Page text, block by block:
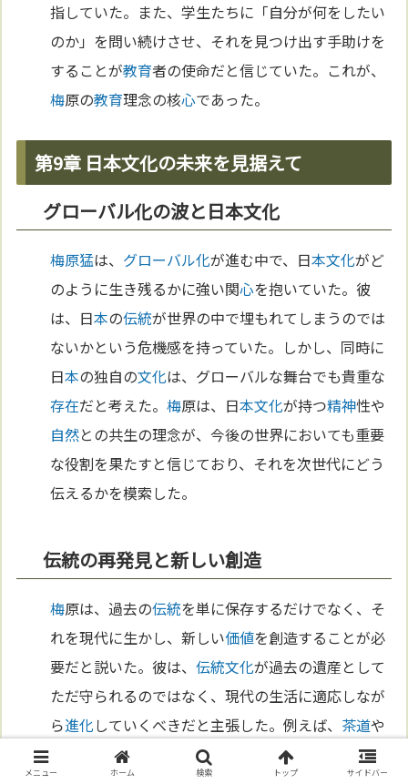
指していた。また、学生たちに「自分が何をしたい
のか」を問い続けさせ、それを見つけ出す手助けを
することが教育者の使命だと信じていた。これが、
梅原の教育理念の核心であった。
第9章 日本文化の未来を見据えて
グローバル化の波と日本文化
梅原猛は、 グローバル化が進む中で、日本文化がど
のように生き残るかに強い関心を抱いていた。彼
は、日本の伝統が世界の中で埋もれてしまうのでは
ないかという危機感を持っていた。しかし、同時に
日本の独自の文化は、グローバルな舞台でも貴重な
存在だと考えた。梅原は、日本文化が持つ精神性や
自然との共生の理念が、今後の世界においても重要
な役割を果たすと信じており、それを次世代にどう
伝えるかを模索した。
伝統の再発見と新しい創造
梅原は、過去の伝統を単に保存するだけでなく、そ
れを現代に生かし、新しい価値を創造することが必
要だと説いた。彼は、伝統文化が過去の遺産として
ただ守られるのではなく、現代の生活に適応しなが
ら進化していくべきだと主張した。例えば、 茶道や
能楽といった日
の古典
も、新しい視点で再解
メニュー ホーム 検索 トップ サイドバー